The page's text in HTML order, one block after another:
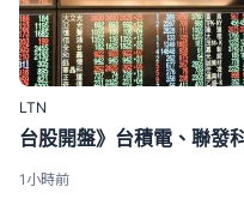
LTN
台股開盤》台積電、聯發
1小時前